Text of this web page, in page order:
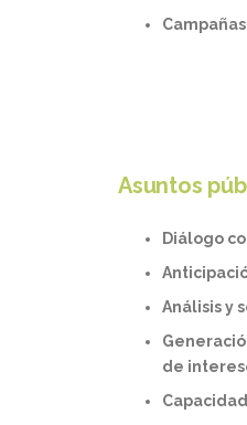
Asuntos
Diálogo
Análisis y
de